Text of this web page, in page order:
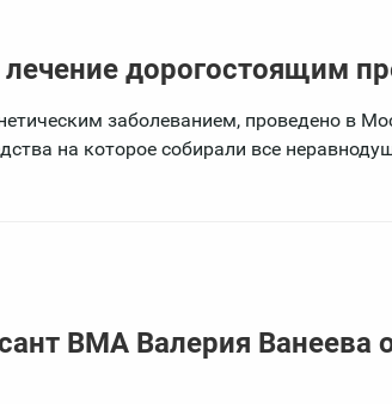
дорогостоящим
заболеванием, проведено в
на которое собирали все
ВМА Валерия Ванеева